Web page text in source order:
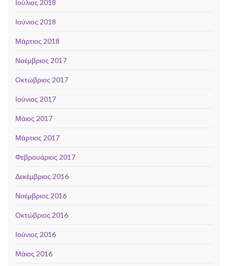
Ιούλιος 2018
Ιούνιος 2018
Μάρτιος 2018
Νοέμβριος 2017
Οκτώβριος 2017
Ιούνιος 2017
Μάιος 2017
Μάρτιος 2017
Φεβρουάριος 2017
Δεκέμβριος 2016
Νοέμβριος 2016
Οκτώβριος 2016
Ιούνιος 2016
Μάιος 2016